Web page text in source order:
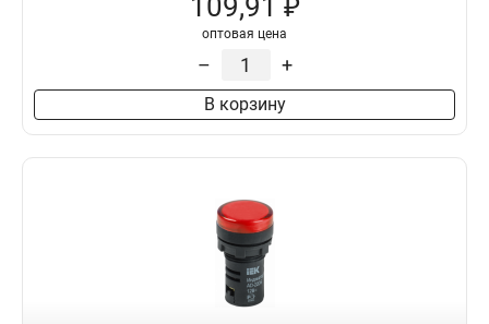
109,91 ₽
оптовая цена
– +
В корзину